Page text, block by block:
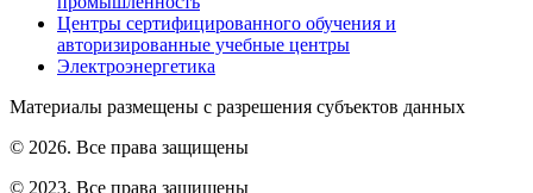
Центры сертифицированного обучения и
авторизированные учебные центры
Электроэнергетика
Материалы размещены с разрешения субъектов данных
© 2026. Все права защищены
© 2023. Все права защищены